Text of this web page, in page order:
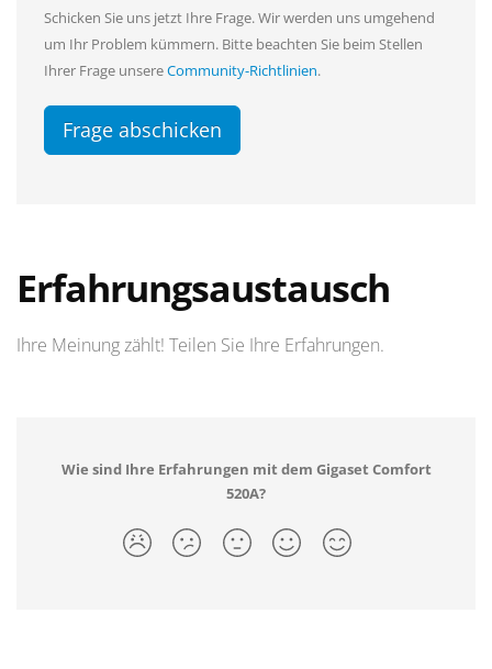
Schicken Sie uns jetzt Ihre Frage. Wir werden uns umgehend
um Ihr Problem kümmern. Bitte beachten Sie beim Stellen
Ihrer Frage unsereCommunity-Richtlinien.
Frage abschicken
Erfahrungsaustausch
Ihre Meinung zählt! Teilen Sie Ihre Erfahrungen.
Wie sind Ihre Erfahrungen mit dem Gigaset Comfort
520A?